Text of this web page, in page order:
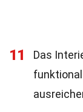
11
Das